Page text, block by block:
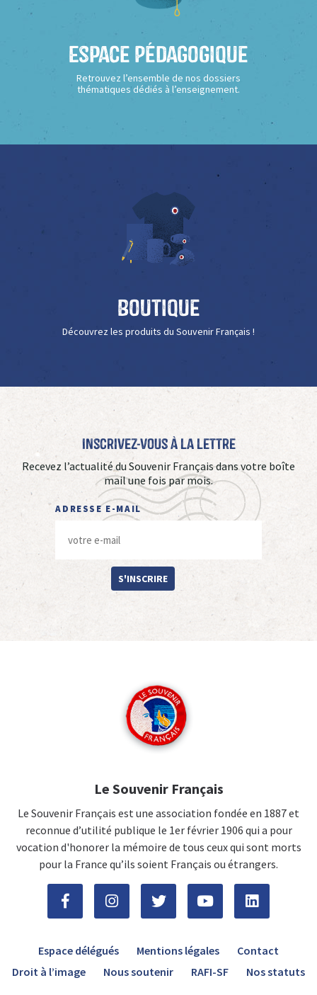
Espace Pédagogique
Retrouvez l’ensemble de nos dossiers
thématiques dédiés à l’enseignement.
Boutique
Découvrez les produits du Souvenir Français !
Inscrivez-vous à La Lettre
Recevez l’actualité du Souvenir Français dans votre boîte
mail une fois par mois.
ADRESSE E-MAIL
S'INSCRIRE
Le Souvenir Français
Le Souvenir Français est une association fondée en 1887 et
reconnue d’utilité publique le 1er février 1906 qui a pour
vocation d'honorer la mémoire de tous ceux qui sont morts
pour la France qu’ils soient Français ou étrangers.
Espace délégués Mentions légales
Contact
Droit à l’image
Nous soutenir RAFI-SF Nos statuts